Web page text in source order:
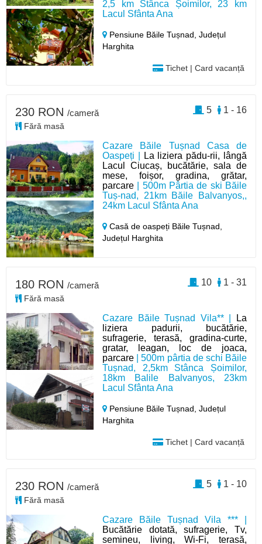
2,5 km Stânca Șoimilor, 23 km
Lacul Sfânta Ana
Pensiune Băile Tușnad,Județul
Harghita
Tichet | Card vacanță
Cazare Băile Tușnad Casa de
Oaspeți |
La liziera pădu-rii, lângă
Lacul Ciucaș, bucătărie, sala de
mese, foișor, gradina, grătar,
parcare | 500m Pârtia de ski Băile
Tuș-nad, 21km Băile Balvanyos,,
24km Lacul Sfânta Ana
Casă de oaspeți Băile Tușnad,
Județul Harghita
230 RON /cameră
Fără masă
1 - 16
5
Cazare Băile Tușnad Vila** |
La
liziera padurii, bucătărie,
sufragerie, terasă, gradina-curte,
gratar, leagan, loc de joaca,
parcare | 500m pârtia de schi Băile
Tușnad, 2,5km Stânca Șoimilor,
18km Balile Balvanyos, 23km
Lacul Sfânta Ana
Pensiune Băile Tușnad,Județul
Harghita
Tichet | Card vacanță
180 RON /cameră
Fără masă
1 - 31
10
Cazare Băile Tușnad Vila *** |
Bucătărie dotată, sufragerie, Tv,
semineu, living, Wi-Fi, terasă,
230 RON /cameră
Fără masă
1 - 10
5